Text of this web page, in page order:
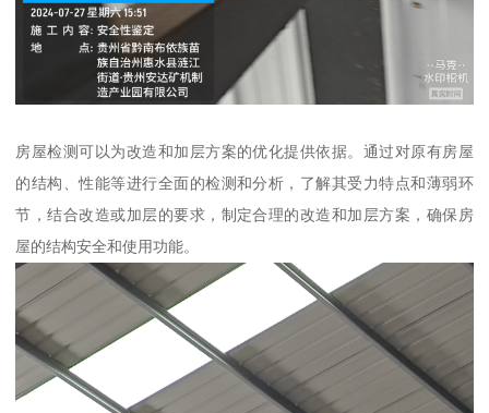
房屋检测可以为改造和加层方案的优化提供依据。通过对原有房屋
的结构、性能等进行全面的检测和分析，了解其受力特点和薄弱环
节，结合改造或加层的要求，制定合理的改造和加层方案，确保房
屋的结构安全和使用功能。